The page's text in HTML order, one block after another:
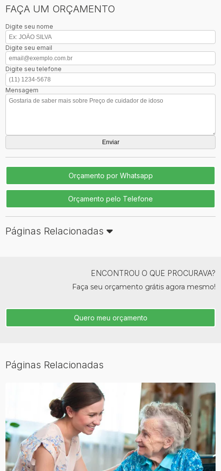
FAÇA UM ORÇAMENTO
Digite seu nome
Digite seu email
Digite seu telefone
Mensagem
Orçamento por Whatsapp
Orçamento pelo Telefone
Páginas Relacionadas
ENCONTROU O QUE PROCURAVA?
Faça seu orçamento grátis agora mesmo!
Quero meu orçamento
Páginas Relacionadas